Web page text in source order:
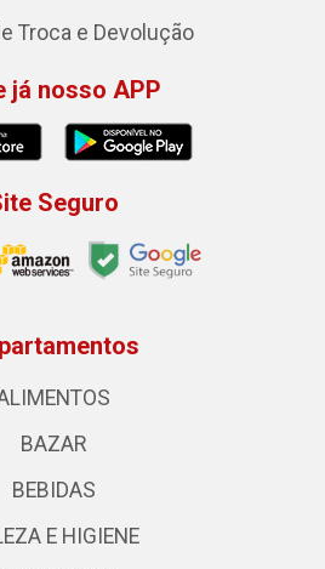
Troca e Devolução
já nosso APP
Seguro
BAZAR
BEBIDAS
E HIGIENE